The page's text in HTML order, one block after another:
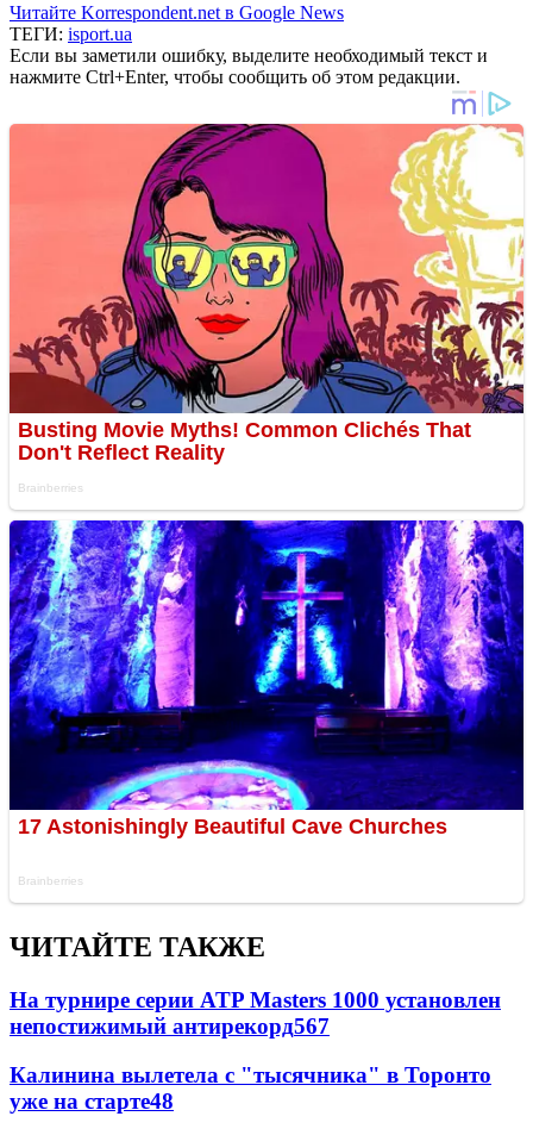
Читайте Korrespondent.net в Google News
ТЕГИ: isport.ua
Если вы заметили ошибку, выделите необходимый текст и
нажмите Ctrl+Enter, чтобы сообщить об этом редакции.
ЧИТАЙТЕ ТАКЖЕ
На турнире серии ATP Masters 1000 установлен
непостижимый антирекорд567
Калинина вылетела с "тысячника" в Торонто
уже на старте48